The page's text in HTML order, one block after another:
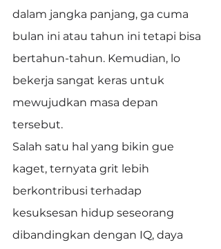
dalam jangka panjang, ga cuma
bulan ini atau tahun ini tetapi bisa
bertahun-tahun. Kemudian, lo
bekerja sangat keras untuk
mewujudkan masa depan
tersebut.
Salah satu hal yang bikin gue
kaget, ternyata grit lebih
berkontribusi terhadap
kesuksesan hidup seseorang
dibandingkan dengan IQ, daya